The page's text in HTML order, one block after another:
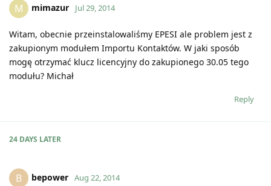
M mimazur Jul 29, 2014
Witam, obecnie przeinstalowaliśmy EPESI ale problem jest z
zakupionym modułem Importu Kontaktów. W jaki sposób
mogę otrzymać klucz licencyjny do zakupionego 30.05 tego
modułu? Michał
Reply
24 DAYS LATER
B bepower Aug 22, 2014